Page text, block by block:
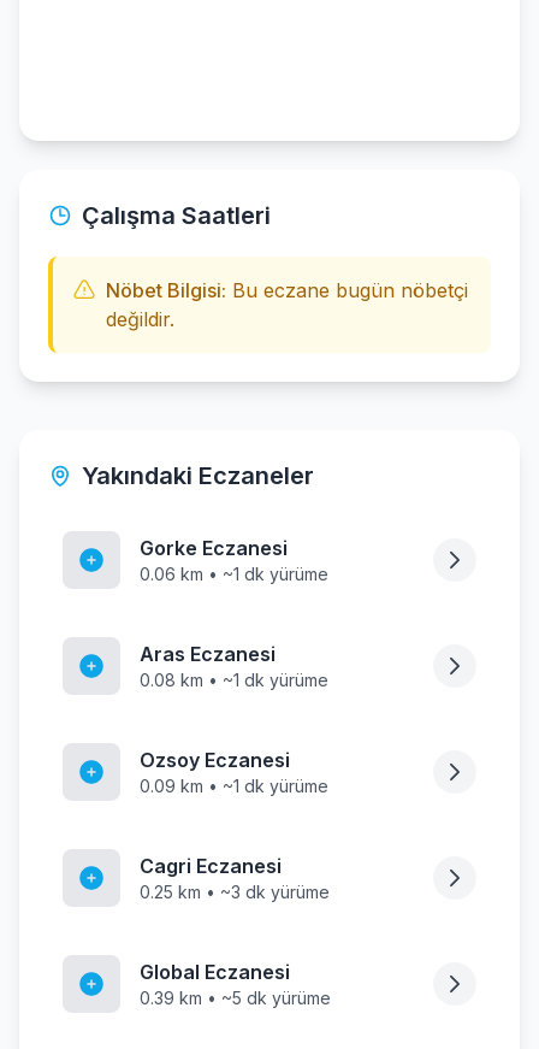
Çalışma Saatleri
Nöbet Bilgisi: Bu eczane bugün nöbetçi
değildir.
Yakındaki Eczaneler
Gorke Eczanesi
0.06 km • ~1 dk yürüme
Aras Eczanesi
0.08 km • ~1 dk yürüme
Ozsoy Eczanesi
0.09 km • ~1 dk yürüme
Cagri Eczanesi
0.25 km • ~3 dk yürüme
Global Eczanesi
0.39 km • ~5 dk yürüme